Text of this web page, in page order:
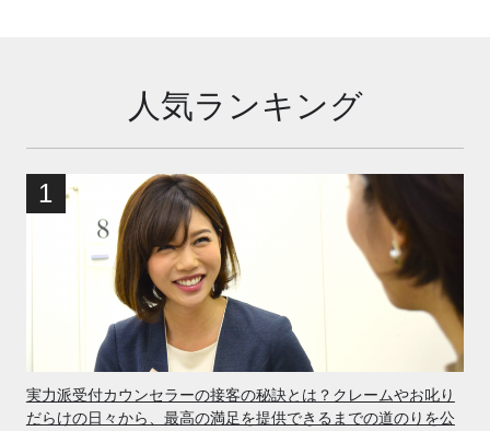
人気ランキング
実力派受付カウンセラーの接客の秘訣とは？クレームやお叱り
だらけの日々から、最高の満足を提供できるまでの道のりを公